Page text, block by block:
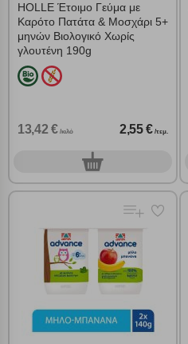
HOLLE Έτοιμο Γεύμα με
Καρότο Πατάτα & Μοσχάρι 5+
μηνών Βιολογικό Χωρίς
γλουτένη 190g
13,42 € /κιλό 2,55 € /τεμ.
0τεμ.